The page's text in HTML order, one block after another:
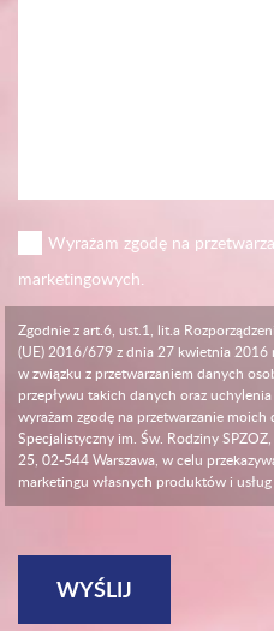
Wyrażam zgodę na
marketingowych.
Zgodnie z art.6, ust.1, lit.a
(UE) 2016/679 z dnia 27 kwietnia
w związku z przetwarzaniem danych
przepływu takich danych oraz
wyrażam zgodę na przetwarzanie
Specjalistyczny im. Św. Rodziny
25, 02-544 Warszawa, w celu
marketingu własnych produktów i